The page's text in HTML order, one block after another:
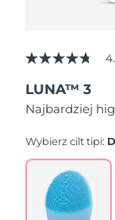
4.7
of
5
stars,
rating
Read
Reviews.
Same
page
LUNA™ 3
Najbardziej
Wybierz cilt tipi: